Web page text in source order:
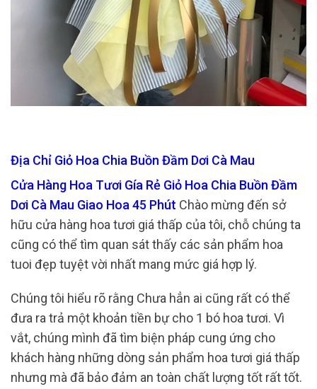
Địa Chỉ Giỏ Hoa Chia Buồn Đầm Dơi Cà Mau
Cửa Hàng Hoa Tươi Gía Rẻ Giỏ Hoa Chia Buồn Đầm
Dơi Cà Mau Giao Hoa 45 Phút Chào mừng đến sở
hữu cửa hàng hoa tươi giá thấp của tôi, chỗ chúng ta
cũng có thể tìm quan sát thấy các sản phẩm hoa
tuoi đẹp tuyệt vời nhất mang mức giá hợp lý.
Chúng tôi hiểu rõ rằng Chưa hẳn ai cũng rất có thể
đưa ra trả một khoản tiền bự cho 1 bó hoa tươi. Vì
vắt, chúng mình đã tìm biện pháp cung ứng cho
khách hàng những dòng sản phẩm hoa tươi giá thấp
nhưng mà đã bảo đảm an toàn chất lượng tốt rất tốt.